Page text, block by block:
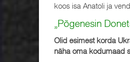
koos isa Anatoli ja
„Põgenesin
Olid esimest korda
näha oma kodumaad